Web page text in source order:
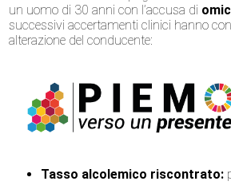
un uomo di 30 anni con l’accusa di
successivi accertamenti clinici hanno
alterazione del conducente:
Tasso alcolemico riscontrato: